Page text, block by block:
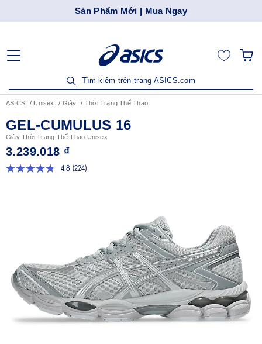
Sản Phẩm Mới | Mua Ngay
Tìm kiếm trên trang ASICS.com
ASICS Unisex Giày Thời Trang Thể Thao
GEL-CUMULUS 16
Giày Thời Trang Thể Thao Unisex
3.239.018 ₫
4.8 Đọc
(224)